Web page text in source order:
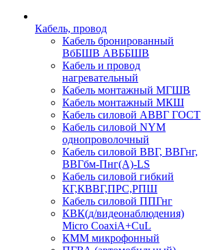
Кабель, провод
Кабель бронированный
ВбБШВ АВББШВ
Кабель и провод
нагревательный
Кабель монтажный МГШВ
Кабель монтажный МКШ
Кабель силовой АВВГ ГОСТ
Кабель силовой NYM
однопроволочный
Кабель силовой ВВГ, ВВГнг,
ВВГбм-Пнг(А)-LS
Кабель силовой гибкий
КГ,КВВГ,ПРС,РПШ
Кабель силовой ППГнг
КВК(д/видеонаблюдения)
Micro CoaxiA+CuL
КММ микрофонный